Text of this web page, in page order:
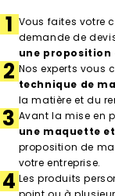
1 Vous faites votre
demande de
une proposition
2 Nos experts vous
technique de
la matière et du
3 Avant la mise en
une maquette et
proposition de
votre entreprise.
4 Les produits